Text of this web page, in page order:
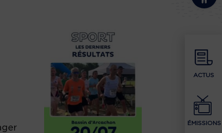
ACTUS
ÉMISSIONS